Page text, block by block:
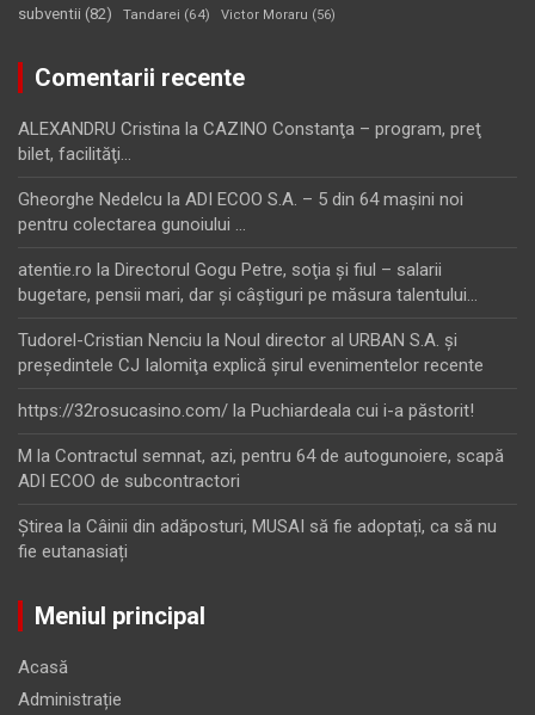
subventii (82) Tandarei (64) Victor Moraru (56)
Comentarii recente
ALEXANDRU Cristina la CAZINO Constanţa – program, preţ
bilet, facilităţi…
Gheorghe Nedelcu la ADI ECOO S.A. – 5 din 64 maşini noi
pentru colectarea gunoiului …
atentie.ro la Directorul Gogu Petre, soţia şi fiul – salarii
bugetare, pensii mari, dar şi câştiguri pe măsura talentului…
Tudorel-Cristian Nenciu la Noul director al URBAN S.A. şi
preşedintele CJ Ialomiţa explică şirul evenimentelor recente
https://32rosucasino.com/ la Puchiardeala cui i-a păstorit!
M la Contractul semnat, azi, pentru 64 de autogunoiere, scapă
ADI ECOO de subcontractori
Ştirea la Câinii din adăposturi, MUSAI să fie adoptați, ca să nu
fie eutanasiați
Meniul principal
Acasă
Administrație